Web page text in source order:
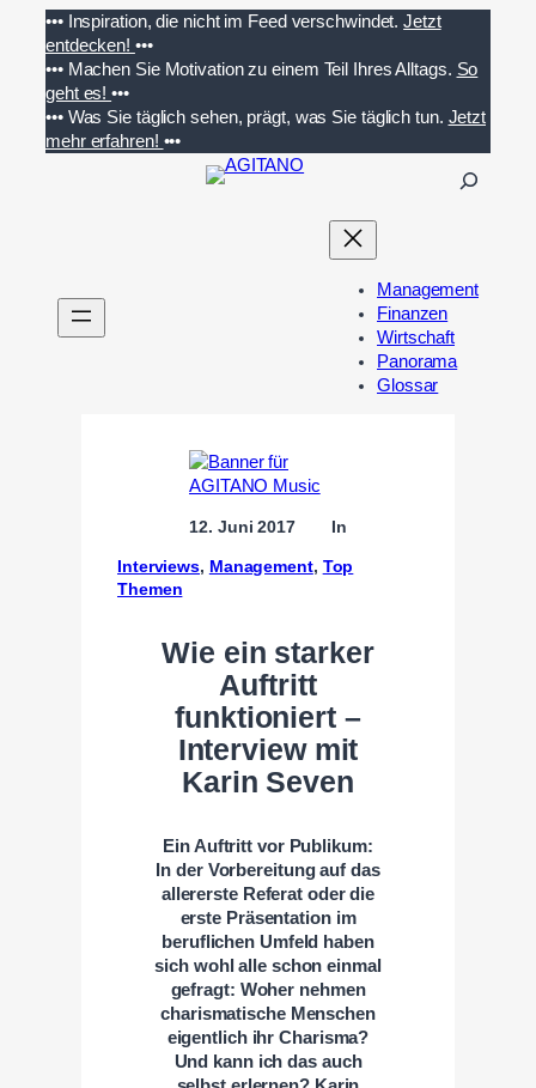
Inhalt
springen
••• Inspiration, die nicht im Feed verschwindet. Jetzt
entdecken! •••
••• Machen Sie Motivation zu einem Teil Ihres Alltags. So
geht es!•••
••• Was Sie täglich sehen, prägt, was Sie täglich tun. Jetzt
mehr erfahren! •••
n
Management
Finanzen
Wirtschaft
Panorama
Glossar
12. Juni 2017 In
Interviews, Management, Top
Themen
Wie ein starker
Auftritt
funktioniert –
Interview mit
Karin Seven
Ein Auftritt vor Publikum:
In der Vorbereitung auf das
allererste Referat oder die
erste Präsentation im
beruflichen Umfeld haben
sich wohl alle schon einmal
gefragt: Woher nehmen
charismatische Menschen
eigentlich ihr Charisma?
Und kann ich das auch